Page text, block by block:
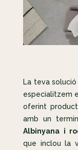
La teva
especialitzem
oferint
amb un
Albinyana i
que inclou la